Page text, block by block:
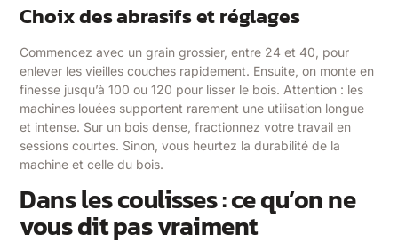
Choix des abrasifs et réglages
Commencez avec un grain grossier, entre 24 et 40, pour
enlever les vieilles couches rapidement. Ensuite, on monte en
finesse jusqu’à 100 ou 120 pour lisser le bois. Attention : les
machines louées supportent rarement une utilisation longue
et intense. Sur un bois dense, fractionnez votre travail en
sessions courtes. Sinon, vous heurtez la durabilité de la
machine et celle du bois.
Dans les coulisses : ce qu’on ne
vous dit pas vraiment